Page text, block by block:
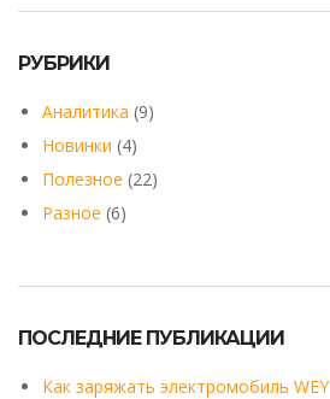
РУБРИКИ
Аналитика (9)
Новинки (4)
Полезное (22)
Разное (6)
ПОСЛЕДНИЕ ПУБЛИКАЦИИ
Как заряжать электромобиль WEY